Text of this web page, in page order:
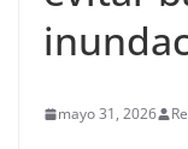
mayo 31, 2026